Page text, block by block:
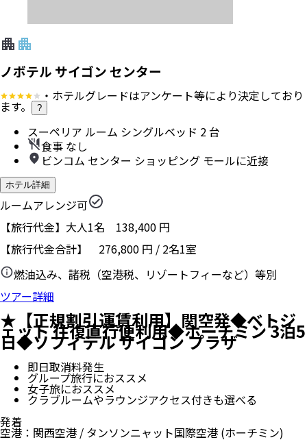
ノボテル サイゴン センター
・ホテルグレードはアンケート等により決定しており
ます。 ?
スーペリア ルーム シングルベッド 2 台
食事 なし
ビンコム センター ショッピング モールに近接
ホテル詳細
ルームアレンジ可
【旅行代金】大人1名 138,400 円
【旅行代金合計】 276,800 円 / 2名1室
燃油込み、諸税（空港税、リゾートフィーなど）等別
ツアー詳細
★【正規割引運賃利用】関空発◆ベトジ
ェット 往復直行便利用◆ホーチミン 3泊5
日◆ソフィテル サイゴン プラザ
即日取消料発生
グループ旅行におススメ
女子旅におススメ
クラブルームやラウンジアクセス付きも選べる
発着
空港 ： 関西空港 / タンソンニャット国際空港 (ホーチミン)